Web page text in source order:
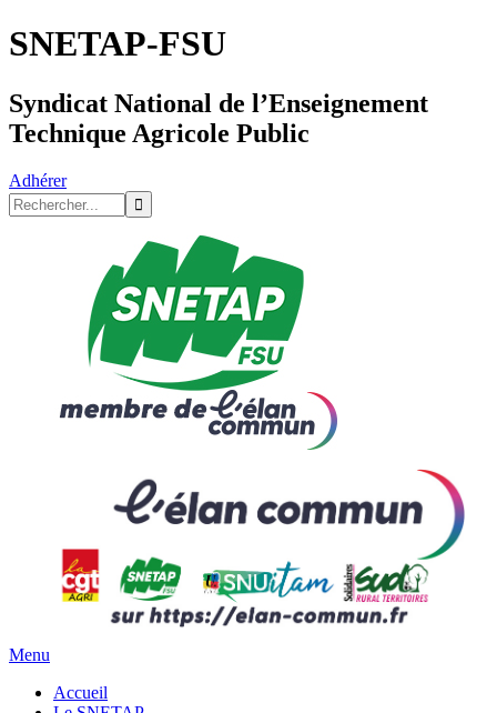
SNETAP-FSU
Syndicat National de l’Enseignement
Technique Agricole Public
Adhérer
Menu
Accueil